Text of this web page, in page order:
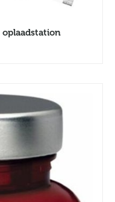
oplaadstation